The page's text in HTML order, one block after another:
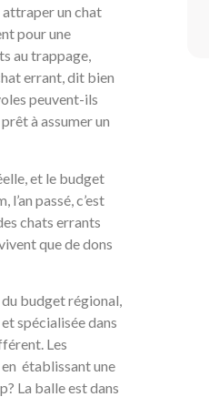
un chat
pour une
au trappage,
errant, dit bien
peuvent-ils
à assumer un
et le budget
l’an passé, c’est
chats errants
que de dons
budget régional,
spécialisée dans
Les
établissant une
La balle est dans